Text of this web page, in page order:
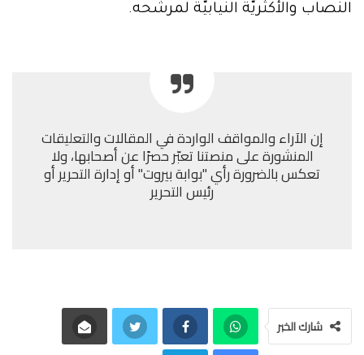
النصاب والأكثريّة النيابيّة لمرشّحه.
إن الآراء والمواقف الواردة في المقالات والتعليقات
المنشورة على منصتنا تعبّر حصرًا عن أصحابها، ولا
تعكس بالضرورة رأي "بوابة بيروت" أو إدارة التحرير أو
رئيس التحرير
شارك الخبر